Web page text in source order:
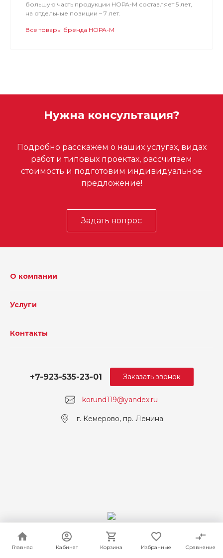
Главная Кабинет Корзина Избранные Сравнение
Главная Кабинет Корзина Избранные Сравнение
большую часть продукции НОРА-М составляет 5 лет,
на отдельные позиции – 7 лет.
Все товары бренда НОРА-М
Нужна консультация?
Подробно расскажем о наших услугах, видах
работ и типовых проектах, рассчитаем
стоимость и подготовим индивидуальное
предложение!
Задать вопрос
О компании
Услуги
Контакты
korund119@yandex.ru
+7-923-535-23-01
г. Кемерово, пр. Ленина
Заказать звонок
© 2026 Корунд, Все права защищены